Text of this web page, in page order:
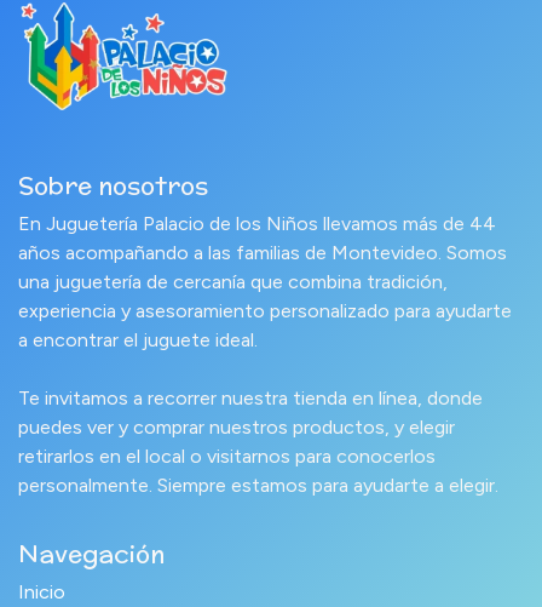
Sobre nosotros
En Juguetería Palacio de los Niños llevamos más de 44
años acompañando a las familias de Montevideo. Somos
una juguetería de cercanía que combina tradición,
experiencia y asesoramiento personalizado para ayudarte
a encontrar el juguete ideal.
Te invitamos a recorrer nuestra tienda en línea, donde
puedes ver y comprar nuestros productos, y elegir
retirarlos en el local o visitarnos para conocerlos
personalmente. Siempre estamos para ayudarte a elegir.
Navegación
Inicio